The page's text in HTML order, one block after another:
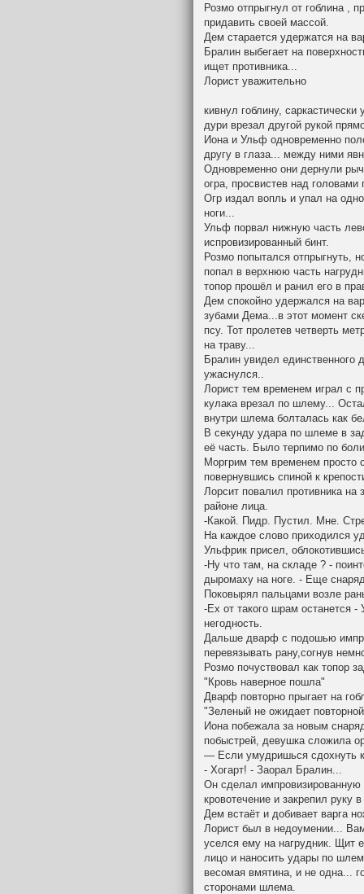
Розмо отпрыгнул от гоблина ,
придавить своей массой.
Дем старается удержатся на
Бралин выбегает на
ищет противника...
Лорист уважительно
кивнул гоблину,
дури врезал другой рукой
Иона и Ульф одновременно
другу в глаза... между ними
Одновременно они дернули
огра, просвистев над
Огр издал вопль и упал на
ноги...
Ульф порвал нижную часть
испровизированный бинт.
Розмо попытался отпрыгнуть,
попал в верхнюю часть
топор прошёл и ранил его в
Дем спокойно удержался на
зубами Дема...в этот момент
псу. Тот пролетев четверть
на траву...
Бралин увидел единственного
ужаснулся..
Лорист тем временем играл с
кулака врезал по шлему...
внутри шлема болталась как
В секунду удара по шлеме в
её часть. Было терпимо по
Моргрим тем временем просто
повернувшись спиной к
Лорсит повалил противника
районе лица.
-Какой. Пидр. Пустил. Мне.
На каждое слово приходился
Ульфрик присел,
-Ну что там, на складе ? -
дыромаху на ноге. - Еще
Поковырял пальцами возле
-Ех от такого шрам останется
негодность.
Дальше дварф с подошью
перевязывать рану,согнув
Розмо почуствовал как топор
"Кровь наверное пошла"
Дварф повторно прыгает на
"Зеленый не ожидает
Иона побежала за новым
побыстрей, девушка сложила
— Если умудришься сдохнуть
- Хогарт! - Заорал Бралин...
Он сделал импровизированную
кровотечение и закрепил руку
Дем встаёт и добивает варга
Лорист был в недоумении...
уселся ему на нагрудник. Щит
лицо и наносить удары по
весомая вмятина, и не одна...
сторонами шлема.